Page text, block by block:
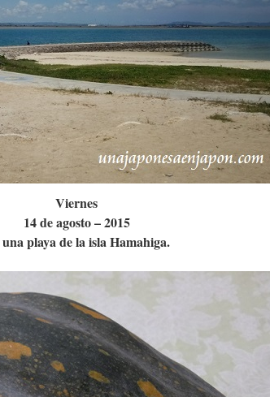
Viernes
14 de agosto – 2015
playa de la isla Hamahiga.